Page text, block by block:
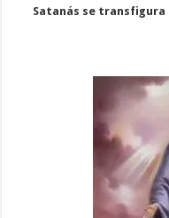
Satanás se transfigura